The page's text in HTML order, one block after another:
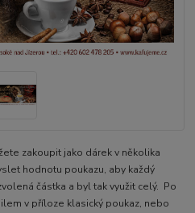
zakoupit jako dárek v několika
hodnotu poukazu, aby každý
částka a byl tak využit celý. Po
v příloze klasický poukaz, nebo